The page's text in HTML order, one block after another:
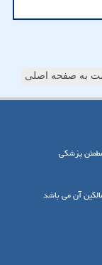
به صفحه اصلی
پزشکی